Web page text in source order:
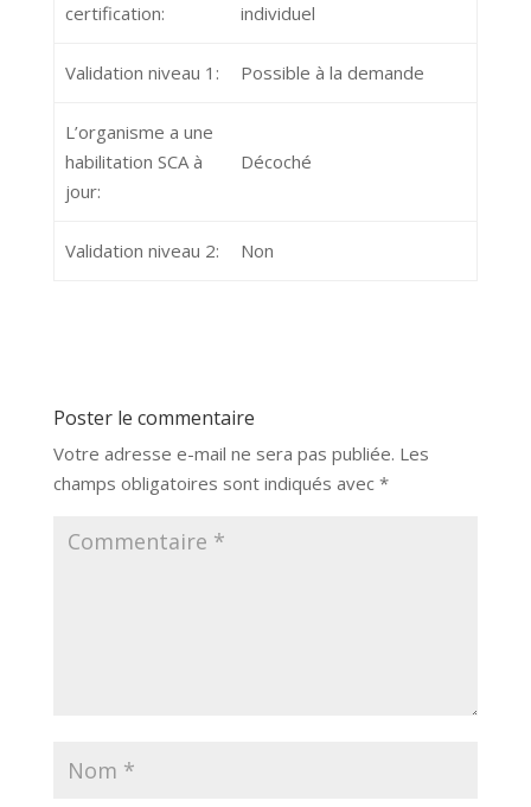
certification:
individuel
Validation niveau 1: Possible à la demande
L’organisme a une
habilitation SCA à
jour:
Décoché
Validation niveau 2: Non
Poster le commentaire
Votre adresse e-mail ne sera pas publiée. Les
champs obligatoires sont indiqués avec *